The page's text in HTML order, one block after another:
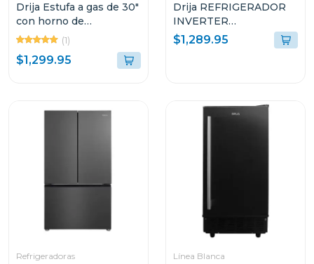
Drija Estufa a gas de 30"
con horno de
convección
(1)
$1,299.95
Drija REFRIGERADOR
INVERTER
EMPOTRABLE DE
18.4P³ ULTRA FAST
$1,289.95
Refrigeradoras Línea Blanca